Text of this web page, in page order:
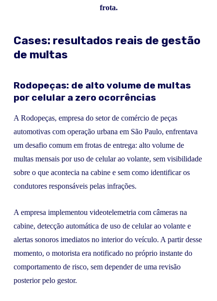
frota.
Cases: resultados reais de gestão
de multas
Rodopeças: de alto volume de multas
por celular a zero ocorrências
A Rodopeças, empresa do setor de comércio de peças
automotivas com operação urbana em São Paulo, enfrentava
um desafio comum em frotas de entrega: alto volume de
multas mensais por uso de celular ao volante, sem visibilidade
sobre o que acontecia na cabine e sem como identificar os
condutores responsáveis pelas infrações.
A empresa implementou videotelemetria com câmeras na
cabine, detecção automática de uso de celular ao volante e
alertas sonoros imediatos no interior do veículo. A partir desse
momento, o motorista era notificado no próprio instante do
comportamento de risco, sem depender de uma revisão
posterior pelo gestor.